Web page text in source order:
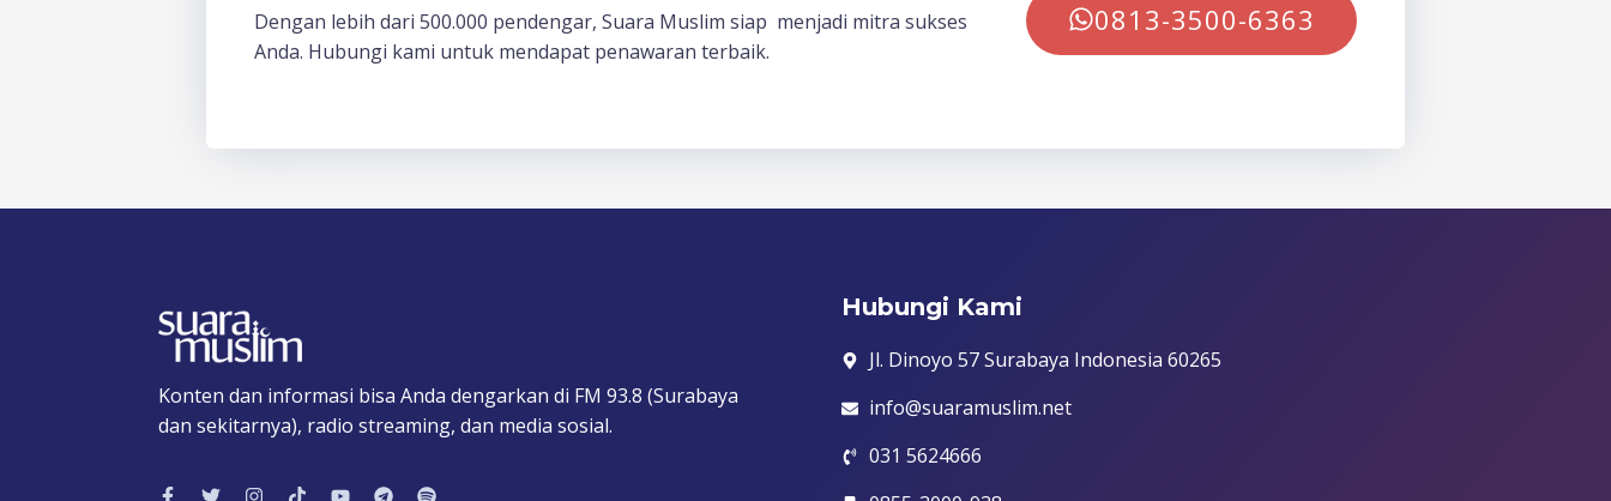
Dengan lebih dari 500.000 pendengar, Suara Muslim siap menjadi mitra sukses
Anda. Hubungi kami untuk mendapat penawaran terbaik.
0813-3500-6363
Konten dan informasi bisa Anda dengarkan di FM 93.8 (Surabaya
dan sekitarnya), radio streaming, dan media sosial.
F T I T Y T S
Hubungi Kami
Jl. Dinoyo 57 Surabaya Indonesia 60265
info@suaramuslim.net
031 5624666